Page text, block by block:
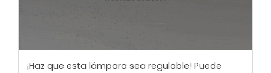
¡Haz que esta lámpara sea regulable! Puede